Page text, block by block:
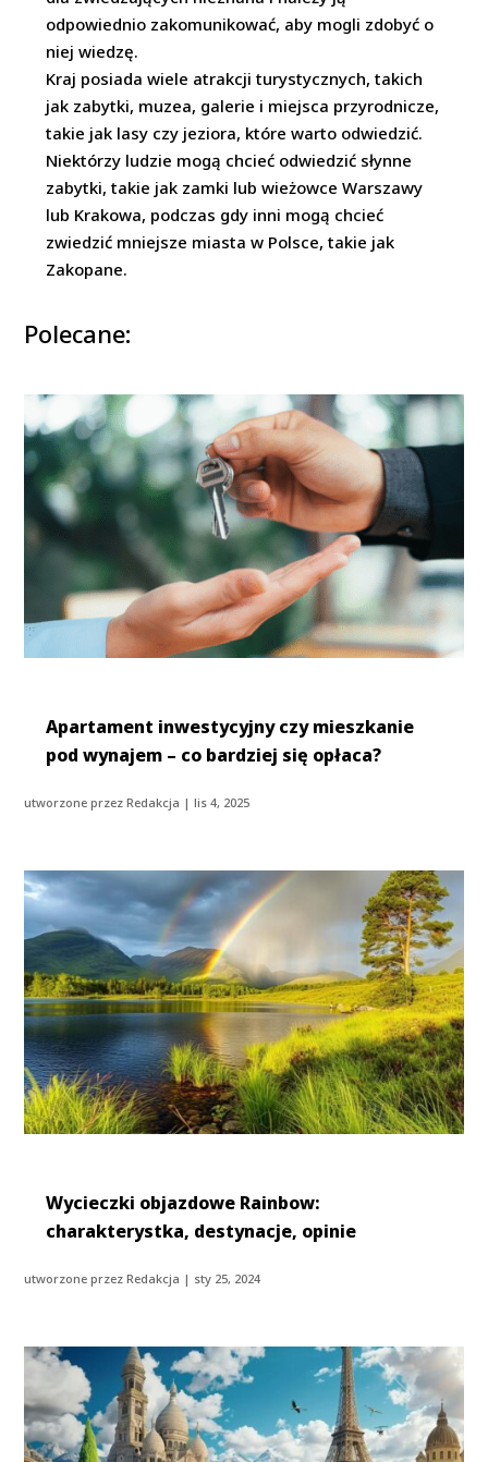
odpowiednio zakomunikować, aby mogli zdobyć o
niej wiedzę.
Kraj posiada wiele atrakcji turystycznych, takich
jak zabytki, muzea, galerie i miejsca przyrodnicze,
takie jak lasy czy jeziora, które warto odwiedzić.
Niektórzy ludzie mogą chcieć odwiedzić słynne
zabytki, takie jak zamki lub wieżowce Warszawy
lub Krakowa, podczas gdy inni mogą chcieć
zwiedzić mniejsze miasta w Polsce, takie jak
Zakopane.
Polecane:
Apartament inwestycyjny czy mieszkanie
pod wynajem – co bardziej się opłaca?
utworzone przezRedakcja |lis 4, 2025
Wycieczki objazdowe Rainbow:
charakterystka, destynacje, opinie
utworzone przezRedakcja | sty 25, 2024